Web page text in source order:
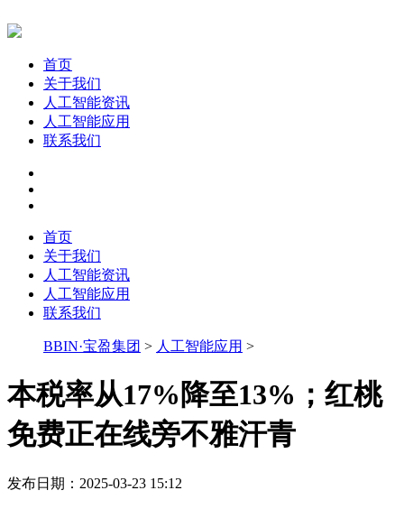
首页
关于我们
人工智能资讯
人工智能应用
联系我们
首页
关于我们
人工智能资讯
人工智能应用
联系我们
BBIN·宝盈集团 > 人工智能应用 >
本税率从17%降至13%；红桃
免费正在线旁不雅汗青
发布日期：2025-03-23 15:12